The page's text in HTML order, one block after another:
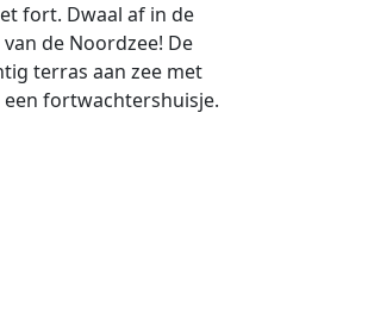
fort. Dwaal af in de
de Noordzee! De
terras aan zee met
fortwachtershuisje.